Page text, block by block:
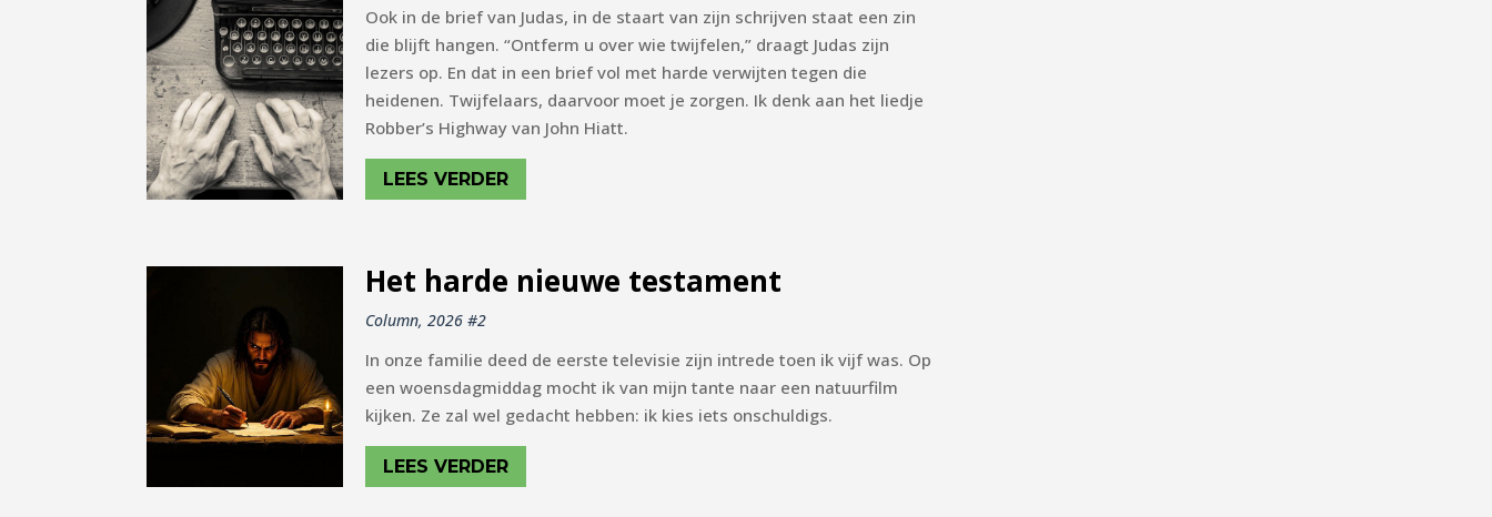
Ook in de brief van Judas, in de staart van zijn schrijven staat een zin
die blijft hangen. “Ontferm u over wie twijfelen,” draagt Judas zijn
lezers op. En dat in een brief vol met harde verwijten tegen die
heidenen. Twijfelaars, daarvoor moet je zorgen. Ik denk aan het liedje
Robber’s Highway van John Hiatt.
LEES VERDER
Het harde nieuwe testament
Column, 2026 #2
In onze familie deed de eerste televisie zijn intrede toen ik vijf was. Op
een woensdagmiddag mocht ik van mijn tante naar een natuurfilm
kijken. Ze zal wel gedacht hebben: ik kies iets onschuldigs.
LEES VERDER